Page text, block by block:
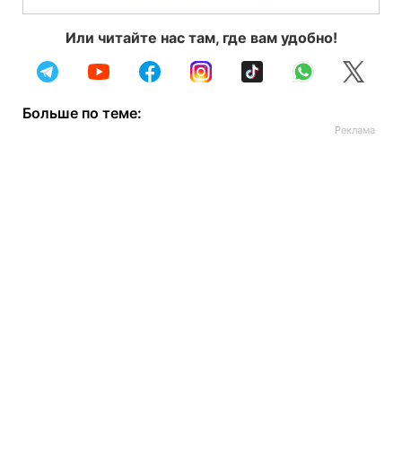
Или читайте нас там, где вам удобно!
Больше по теме: